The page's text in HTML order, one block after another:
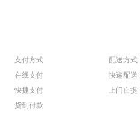
支付方式
在线支付
快捷支付
货到付款
配送方式
快递配送
上门自提